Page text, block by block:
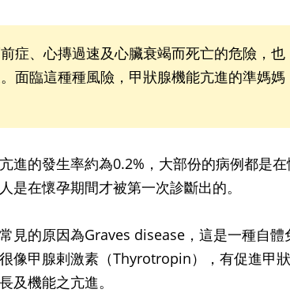
症、心摶過速及心臟衰竭而死亡的危險，也
面臨這種種風險，甲狀腺機能亢進的準媽媽
的發生率約為0.2%，大部份的病例都是在
在懷孕期間才被第一次診斷出的。
的原因為Graves disease，這是一種自體
像甲腺剌激素（Thyrotropin），有促進甲狀
及機能之亢進。
升小一開學前預備備
寶貝即將上小學，信誼集結國
和教育專家的建議，從孩子的
助您陪伴孩子做好入學準備，
小教導主任帶爸媽提前了解小
生活與課業學習，無痛銜接上